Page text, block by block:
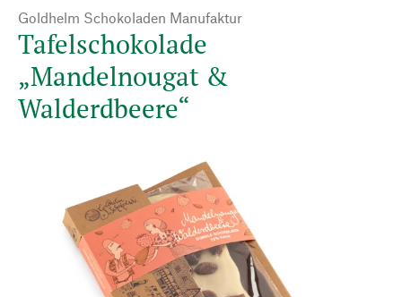
Goldhelm Schokoladen Manufaktur
Tafelschokolade
„Mandelnougat &
Walderdbeere“